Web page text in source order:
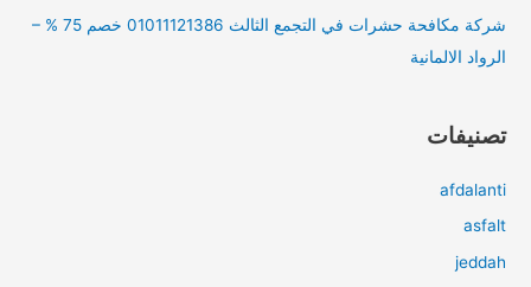
شركة مكافحة حشرات في التجمع الثالث 01011121386 خصم 75 % –
الرواد الالمانية
تصنيفات
afdalanti
asfalt
jeddah